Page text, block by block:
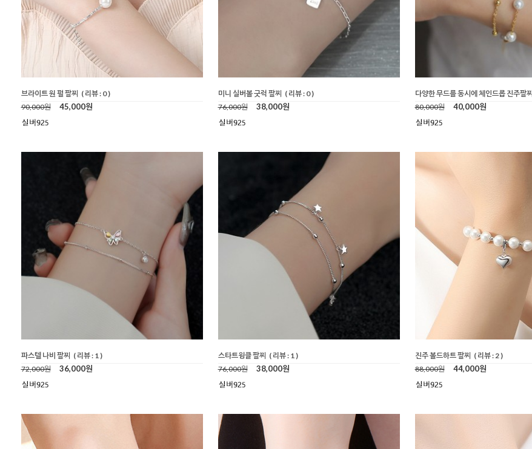
브라이트 원 펄 팔찌 ( 리뷰 : 0 )
90,000원
45,000원
미니 실버볼 굿럭 팔찌 ( 리뷰 : 0 )
76,000원
38,000원
다양한 무드를 동시에 체인드롭 진주팔찌
80,000원
40,000원
파스텔 나비 팔찌 ( 리뷰 : 1 )
72,000원
36,000원
스타트윙클 팔찌 ( 리뷰 : 1 )
76,000원
38,000원
진주 볼드하트 팔찌 ( 리뷰 : 2 )
88,000원
44,000원